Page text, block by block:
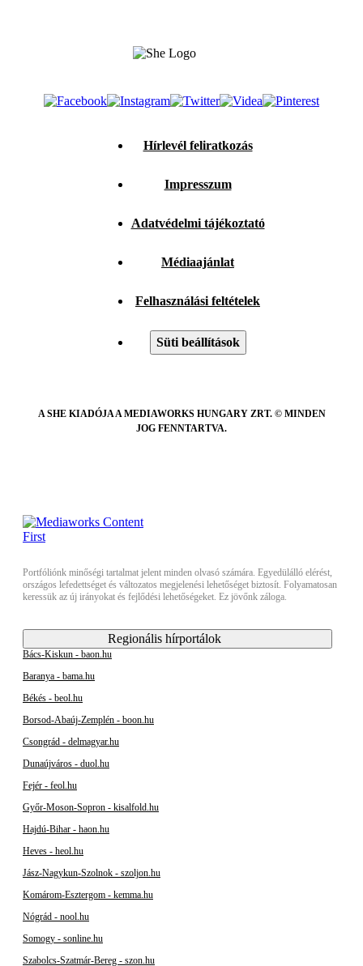
Hírlevél feliratkozás
Impresszum
Adatvédelmi tájékoztató
Médiaajánlat
Felhasználási feltételek
Süti beállítások
A SHE KIADÓJA A MEDIAWORKS HUNGARY ZRT. © MINDEN
JOG FENNTARTVA.
Portfóliónk minőségi tartalmat jelent minden olvasó számára. Egyedülálló elérést,
országos lefedettséget és változatos megjelenési lehetőséget biztosít. Folyamatosan
keressük az új irányokat és fejlődési lehetőségeket. Ez jövőnk záloga.
Regionális hírportálok
Bács-Kiskun - baon.hu
Baranya - bama.hu
Békés - beol.hu
Borsod-Abaúj-Zemplén - boon.hu
Csongrád - delmagyar.hu
Dunaújváros - duol.hu
Fejér - feol.hu
Győr-Moson-Sopron - kisalfold.hu
Hajdú-Bihar - haon.hu
Heves - heol.hu
Jász-Nagykun-Szolnok - szoljon.hu
Komárom-Esztergom - kemma.hu
Nógrád - nool.hu
Somogy - sonline.hu
Szabolcs-Szatmár-Bereg - szon.hu